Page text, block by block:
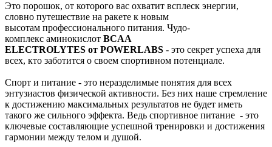
Это порошок, от которого вас охватит всплеск энергии,
словно путешествие на ракете к новым
высотам профессионального питания. Чудо-
комплекс аминокислот BCAA
ELECTROLYTES от POWERLABS - это секрет успеха для
всех, кто заботится о своем спортивном потенциале.
Спорт и питание - это неразделимые понятия для всех
энтузиастов физической активности. Без них наше стремление
к достижению максимальных результатов не будет иметь
такого же сильного эффекта. Ведь спортивное питание - это
ключевые составляющие успешной тренировки и достижения
гармонии между телом и душой.